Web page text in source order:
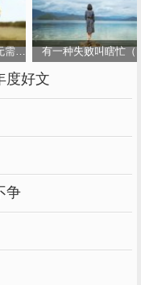
需凭借谁的光有一种失败叫瞎忙（
度好文
争